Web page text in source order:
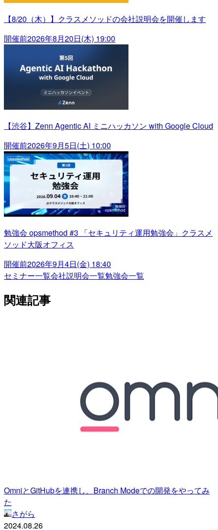
【8/20（木）】クラスメソッドの会社説明会を開催します
開催前2026年8月20日(木) 19:00
【渋谷】Zenn Agentic AI ミニハッカソン with Google Cloud
開催前2026年9月5日(土) 10:00
勉強会 opsmethod #3 「セキュリティ運用勉強会」クラスメ
ソッド大阪オフィス
開催前2026年9月4日(金) 18:40
セミナー一覧会社説明会一覧勉強会一覧
関連記事
OmniとGitHubを連携し、Branch Modeでの開発をやってみ
た
さがら
2024.08.26